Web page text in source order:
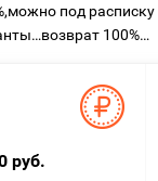
под
100%…
руб.